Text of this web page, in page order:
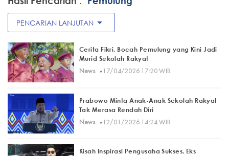
PENCARIAN LANJUTAN arrow_drop_down
Cerita Fikri, Bocah Pemulung yang Kini Jadi
Murid Sekolah Rakyat
News· 17/04/2026 17:20 WIB
Prabowo Minta Anak-Anak Sekolah Rakyat
Tak Merasa Rendah Diri
News· 12/01/2026 14:24 WIB
Kisah Inspirasi Pengusaha Sukses, Eks